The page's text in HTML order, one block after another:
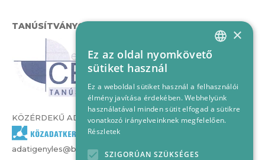
TANÚSÍTVÁNYOK
KÖZÉRDEKŰ ADATOK
adatigenyles@bvcs.hu
HUNGARIAN
×
Ez az oldal nyomkövető
sütiket használ
Ez a weboldal sütiket használ a felhasználói
élmény javítása érdekében. Webhelyünk
használatával minden sütit elfogad a sütikre
vonatkozó irányelveinknek megfelelően.
Részletek
SZIGORÚAN SZÜKSÉGES